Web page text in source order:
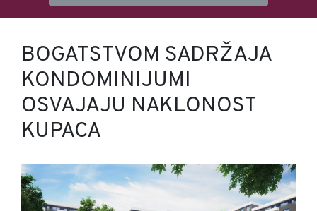
BOGATSTVOM SADRŽAJA
KONDOMINIJUMI
OSVAJAJU NAKLONOST
KUPACA